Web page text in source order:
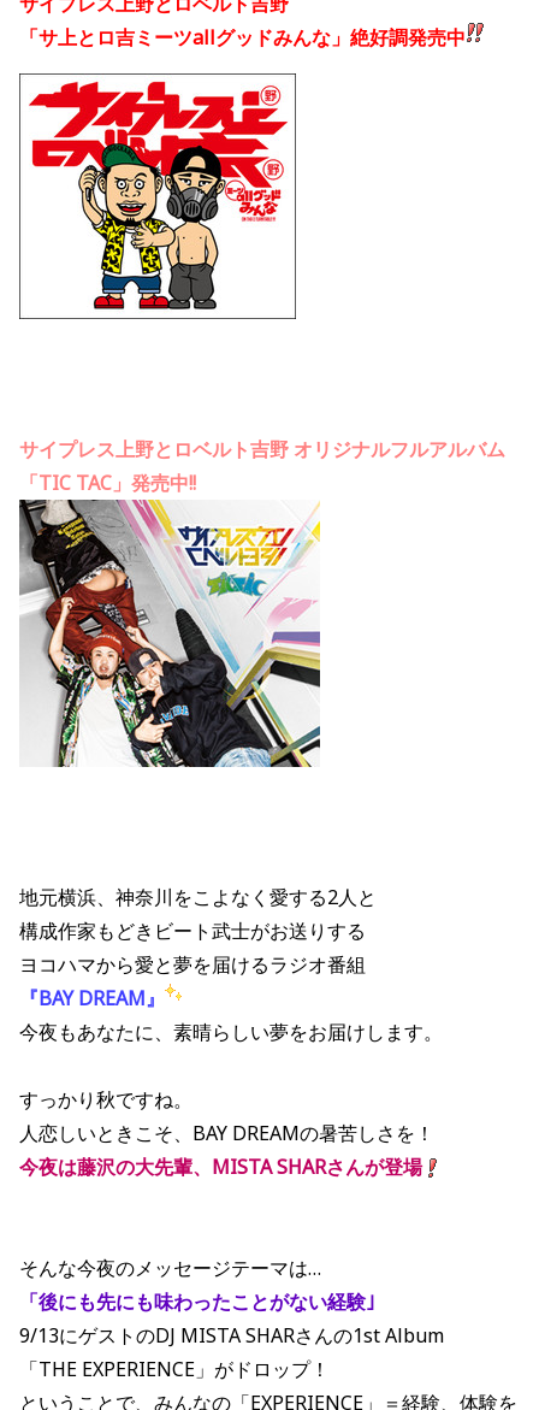
「サ上とロ吉ミーツallグッドみんな」絶好調発売中
サイプレス上野とロベルト吉野 オリジナルフルアルバム
「TIC TAC」発売中!!
地元横浜、神奈川をこよなく愛する2人と
構成作家もどきビート武士がお送りする
ヨコハマから愛と夢を届けるラジオ番組
『BAY DREAM』
今夜もあなたに、素晴らしい夢をお届けします。
すっかり秋ですね。
人恋しいときこそ、BAY DREAMの暑苦しさを！
今夜は藤沢の大先輩、MISTA SHARさんが登場
そんな今夜のメッセージテーマは…
「後にも先にも味わったことがない経験｣
9/13にゲストのDJ MISTA SHARさんの1st Album
「THE EXPERIENCE」がドロップ！
ということで、みんなの「EXPERIENCE」＝経験、体験を